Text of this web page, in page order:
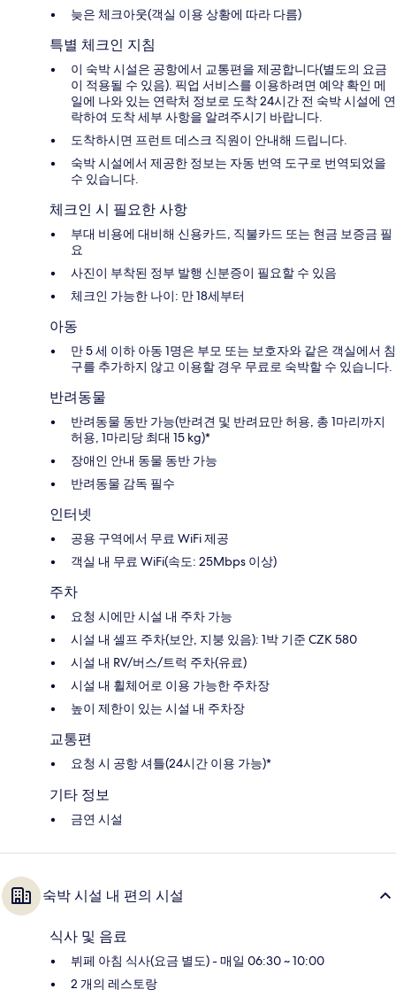
늦은 체크아웃(객실 이용 상황에 따라 다름)
특별 체크인 지침
이 숙박 시설은 공항에서 교통편을 제공합니다(별도의 요금
이 적용될 수 있음). 픽업 서비스를 이용하려면 예약 확인 메
일에 나와 있는 연락처 정보로 도착 24시간 전 숙박 시설에 연
락하여 도착 세부 사항을 알려주시기 바랍니다.
도착하시면 프런트 데스크 직원이 안내해 드립니다.
숙박 시설에서 제공한 정보는 자동 번역 도구로 번역되었을
수 있습니다.
체크인 시 필요한 사항
부대 비용에 대비해 신용카드, 직불카드 또는 현금 보증금 필
요
사진이 부착된 정부 발행 신분증이 필요할 수 있음
체크인 가능한 나이: 만 18세부터
아동
만 5 세 이하 아동 1명은 부모 또는 보호자와 같은 객실에서 침
구를 추가하지 않고 이용할 경우 무료로 숙박할 수 있습니다.
반려동물
반려동물 동반 가능(반려견 및 반려묘만 허용, 총 1마리까지
허용, 1마리당 최대 15 kg)*
장애인 안내 동물 동반 가능
반려동물 감독 필수
인터넷
공용 구역에서 무료 WiFi 제공
객실 내 무료 WiFi(속도: 25Mbps 이상)
주차
요청 시에만 시설 내 주차 가능
시설 내 셀프 주차(보안, 지붕 있음): 1박 기준 CZK 580
시설 내 RV/버스/트럭 주차(유료)
시설 내 휠체어로 이용 가능한 주차장
높이 제한이 있는 시설 내 주차장
교통편
요청 시 공항 셔틀(24시간 이용 가능)*
기타 정보
금연 시설
숙박 시설 내 편의 시설
식사 및 음료
뷔페 아침 식사(요금 별도) - 매일 06:30 ~ 10:00
2 개의 레스토랑